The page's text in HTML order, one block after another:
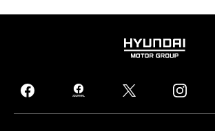
HYUNDAI
GROUP
facebook
hmg
journal
twitter